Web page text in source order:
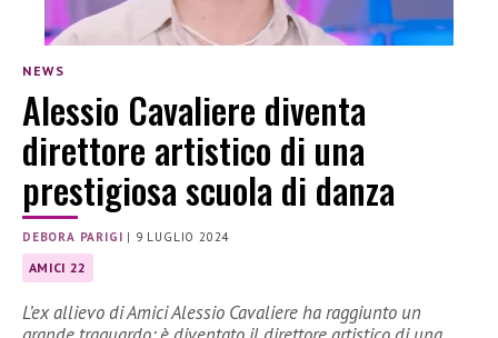
NEWS
Alessio Cavaliere diventa
direttore artistico di una
prestigiosa scuola di danza
DEBORA PARIGI | 9 LUGLIO 2024
AMICI 22
L’ex allievo di Amici Alessio Cavaliere ha raggiunto un